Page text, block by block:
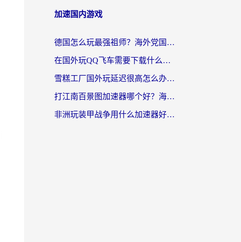
加速国内游戏
德国怎么玩最强祖师？海外党国服游戏加速器选择全攻略（附宝可梦Online实测）
在国外玩QQ飞车需要下载什么加速器呢？海外党亲测有效的国服游戏加速指南
雪糕工厂国外玩延迟很高怎么办？海外玩家国服游戏加速终极攻略（附实测推荐）
打江南百景图加速器哪个好？海外党踩坑N次后，终于找到不卡的秘诀
非洲玩装甲战争用什么加速器好？海外党亲测有效的国服游戏加速方案